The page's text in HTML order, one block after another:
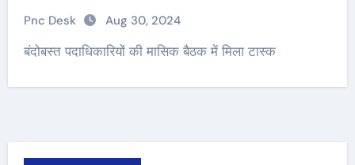
Pnc Desk Aug 30, 2024
बंदोबस्त पदाधिकारियों की मासिक बैठक में मिला टास्क